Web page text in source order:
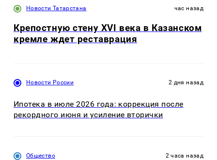
Новости Татарстана час назад
Крепостную стену XVI века в Казанском
кремле ждет реставрация
Новости России 2 дня назад
Ипотека в июле 2026 года: коррекция после
рекордного июня и усиление вторички
Общество 2 часа назад